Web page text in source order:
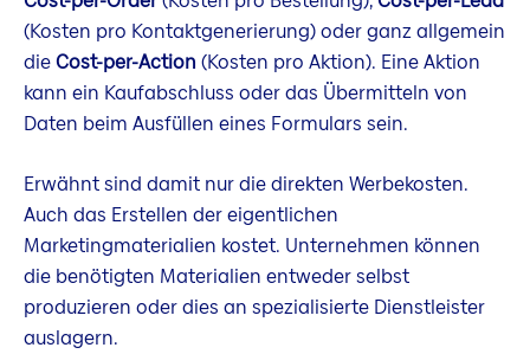
(Kosten pro Kontaktgenerierung) oder ganz allgemein
dieCost-per-Action (Kosten pro Aktion). Eine Aktion
kann ein Kaufabschluss oder das Übermitteln von
Daten beim Ausfüllen eines Formulars sein.
Erwähnt sind damit nur die direkten Werbekosten.
Auch das Erstellen der eigentlichen
Marketingmaterialien kostet. Unternehmen können
die benötigten Materialien entweder selbst
produzieren oder dies an spezialisierte Dienstleister
auslagern.